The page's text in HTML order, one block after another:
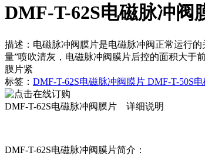
DMF-T-62S电磁脉冲阀
描述： 电磁脉冲阀膜片是电磁脉冲阀正常运行
量”喷吹清灰，电磁脉冲阀膜片后控的面积大于
膜片紧
标签： DMF-T-62S电磁脉冲阀膜片 DMF-T-50S
DMF-T-62S电磁脉冲阀膜片 详细说明
DMF-T-62S电磁脉冲阀膜片简介：